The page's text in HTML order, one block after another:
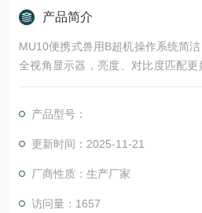
产品简介
MU10便携式兽用B超机操作系统简
全视角显示器，亮度、对比度匹配更
显示，调节方便、快捷，工作起来
产品型号：
更新时间：2025-11-21
厂商性质：生产厂家
访问量：1657